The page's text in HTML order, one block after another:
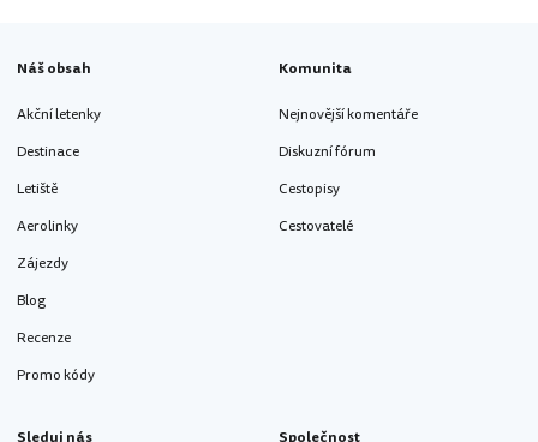
Náš obsah
Akční letenky
Destinace
Letiště
Aerolinky
Zájezdy
Blog
Recenze
Promo kódy
Komunita
Nejnovější komentáře
Diskuzní fórum
Cestopisy
Cestovatelé
Sleduj nás Společnost